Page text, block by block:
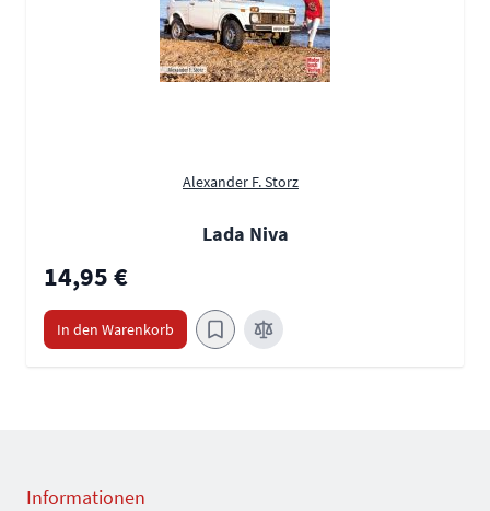
Alexander F. Storz
Lada Niva
14,95 €
In den Warenkorb
Informationen